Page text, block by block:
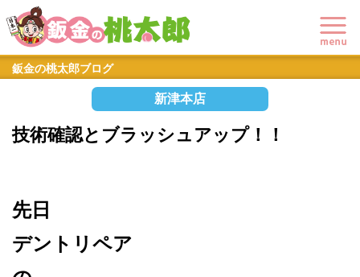
鈑金の桃太郎ブログ
新津本店
技術確認とブラッシュアップ！！
先日
デントリペア